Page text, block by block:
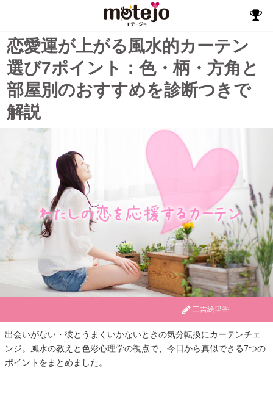
恋愛運が上がる風水的カーテン
選び7ポイント：色・柄・方角と
部屋別のおすすめを診断つきで
解説
三吉絵里香
出会いがない・彼とうまくいかないときの気分転換にカーテンチェ
ンジ。風水の教えと色彩心理学の視点で、今日から真似できる7つの
ポイントをまとめました。